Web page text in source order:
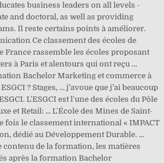
business leaders on all levels -
and doctoral, as well as providing
Il reste certains points à améliorer.
Ce classement des écoles de
France rassemble les écoles proposant
à Paris et alentours qui ont reçu …
Bachelor Marketing et commerce à
? Stages, ... j’avoue que j’ai beaucoup
L'ESGCI est l'une des écoles du Pôle
et Retail: ... L'École des Mines de Saint-
fois le classement international « IMPACT
dédié au Développement Durable. …
de la formation, les matières
après la formation Bachelor